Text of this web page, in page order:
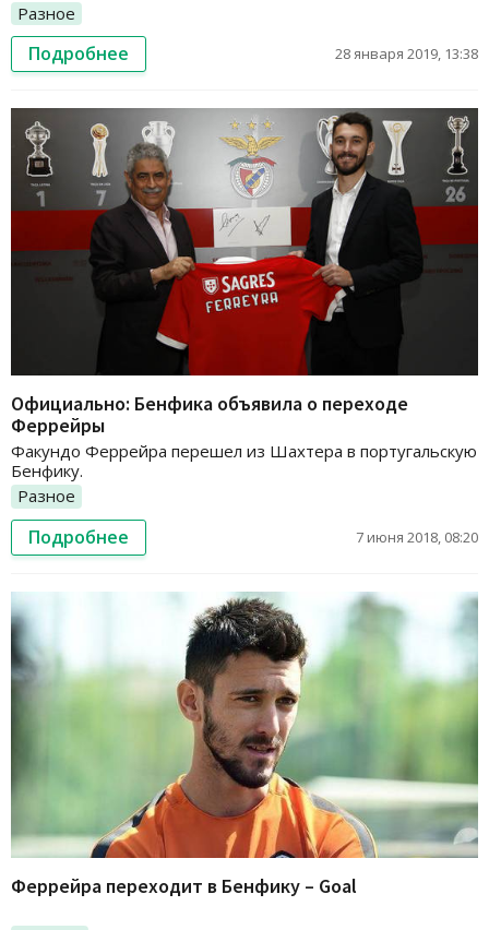
Разное
Подробнее 28 января 2019, 13:38
Официально: Бенфика объявила о переходе
Феррейры
Факундо Феррейра перешел из Шахтера в португальскую
Бенфику.
Разное
Подробнее 7 июня 2018, 08:20
Феррейра переходит в Бенфику – Goal